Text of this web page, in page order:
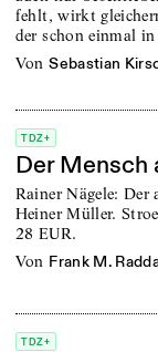
fehlt, wirkt
der schon einmal
von Sebastian
TDZ+
Der Mensch
Rainer Nägele: Der
Heiner Müller.
28 EUR.
von Frank M.
TDZ+